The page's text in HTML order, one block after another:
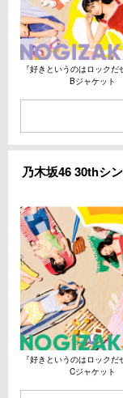
『好きというのはロックだ
Bジャケット
乃木坂46 30thシ
『好きというのはロックだ
Cジャケット